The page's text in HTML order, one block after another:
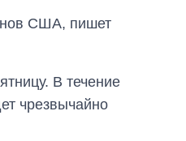
США, пишет
В течение
чрезвычайно